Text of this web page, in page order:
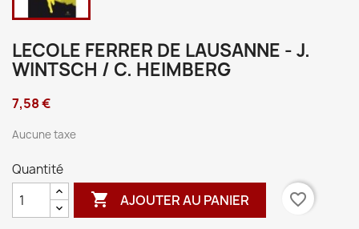
LECOLE FERRER DE LAUSANNE - J.
WINTSCH / C. HEIMBERG
7,58 €
Aucune taxe
Quantité
 AJOUTER AU PANIER favorite_border